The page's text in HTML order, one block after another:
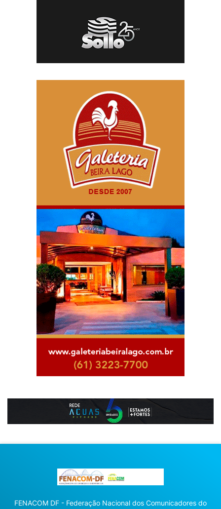
FENACOM DF - Federação Nacional dos Comunicadores do